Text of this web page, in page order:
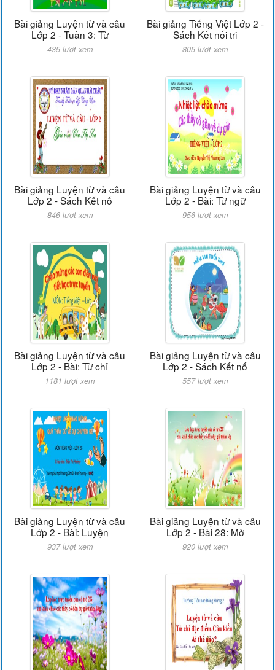
Bài giảng Luyện từ và câu
Lớp 2 - Tuần 3: Từ
435 lượt xem
Bài giảng Tiếng Việt Lớp 2 -
Sách Kết nối tri
805 lượt xem
Bài giảng Luyện từ và câu
Lớp 2 - Sách Kết nố
846 lượt xem
Bài giảng Luyện từ và câu
Lớp 2 - Bài: Từ ngữ
956 lượt xem
Bài giảng Luyện từ và câu
Lớp 2 - Bài: Từ chỉ
1181 lượt xem
Bài giảng Luyện từ và câu
Lớp 2 - Sách Kết nố
557 lượt xem
Bài giảng Luyện từ và câu
Lớp 2 - Bài: Luyện
937 lượt xem
Bài giảng Luyện từ và câu
Lớp 2 - Bài 28: Mở
920 lượt xem